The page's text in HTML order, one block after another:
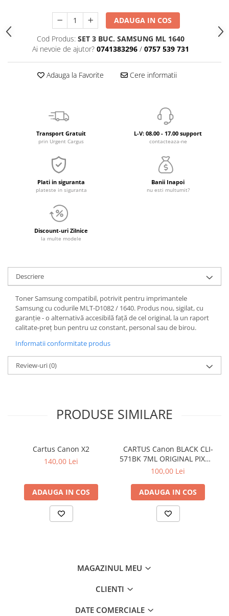
ADAUGA IN COS
Cod Produs: SET 3 BUC. SAMSUNG ML 1640
Ai nevoie de ajutor? 0741383296 / 0757 539 731
Adauga la Favorite Cere informatii
Transport Gratuit
prin Urgent Cargus
L-V: 08.00 - 17.00 support
contacteaza-ne
Plati in siguranta
plateste in siguranta
Banii Inapoi
nu esti multumit?
Discount-uri Zilnice
la multe modele
Descriere
Toner Samsung compatibil, potrivit pentru imprimantele
Samsung cu codurile MLT-D1082 / 1640. Produs nou, sigilat, cu
garanție - o alternativă accesibilă față de cel original, la un raport
calitate-preț bun pentru uz constant, personal sau de birou.
Informatii conformitate produs
Review-uri(0)
PRODUSE SIMILARE
Cartus Canon X2
140,00 Lei
ADAUGA IN COS
CARTUS Canon BLACK CLI-
571BK 7ML ORIGINAL PIXMA
MG6850
100,00 Lei
ADAUGA IN COS
MAGAZINUL MEU
CLIENTI
DATE COMERCIALE